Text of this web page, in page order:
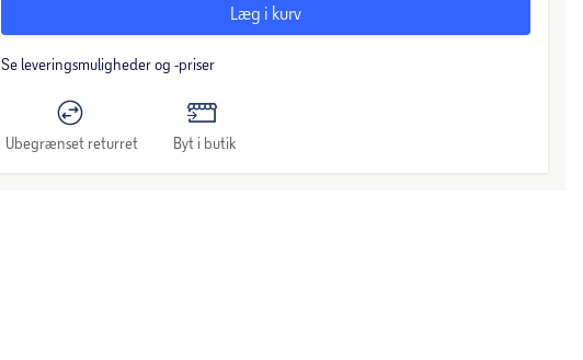
Læg i kurv
Se leveringsmuligheder og -priser
Ubegrænset returret Byt i butik